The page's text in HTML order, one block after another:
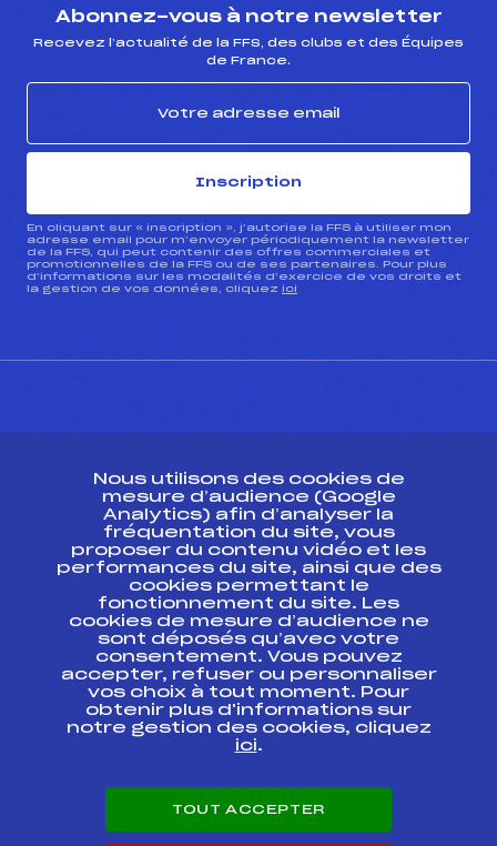
Abonnez-vous à notre newsletter
Recevez l’actualité de la FFS, des clubs et des Équipes
de France.
Inscription
En cliquant sur « inscription », j’autorise la FFS à utiliser mon
adresse email pour m’envoyer périodiquement la newsletter
de la FFS, qui peut contenir des offres commerciales et
promotionnelles de la FFS ou de ses partenaires. Pour plus
d’informations sur les modalités d’exercice de vos droits et
la gestion de vos données, cliquez ici
Ressources
Pass’Neige
Projet sportif fédéral
Projet de performance fédéral
Antidopage
Pôle Développement, Formation, Suivi
Scientifique
Listes ministérielles
Pôle vie de l’athlète
Enseignement professionnel
Carrières
Nous utilisons des cookies de
mesure d’audience (Google
Analytics) afin d’analyser la
fréquentation du site, vous
proposer du contenu vidéo et les
performances du site, ainsi que des
cookies permettant le
fonctionnement du site. Les
cookies de mesure d’audience ne
sont déposés qu’avec votre
consentement. Vous pouvez
accepter, refuser ou personnaliser
vos choix à tout moment. Pour
obtenir plus d'informations sur
notre gestion des cookies, cliquez
ici.
TOUT ACCEPTER